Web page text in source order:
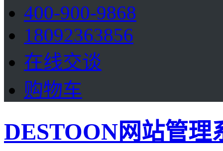
400-900-9868
18092363856
在线交谈
购物车
DESTOON网站管理